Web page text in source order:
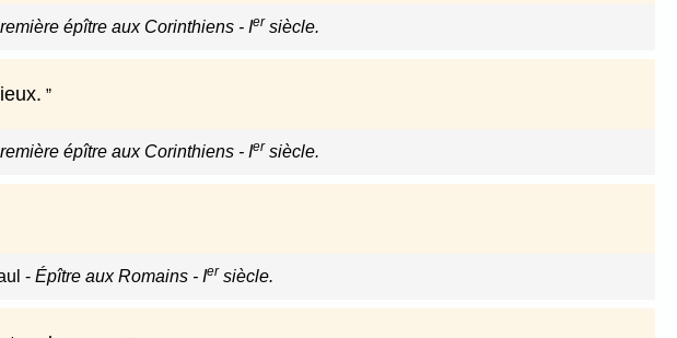
épître aux Corinthiens - Ier siècle.
épître aux Corinthiens - Ier siècle.
- Épître aux Romains - Ier siècle.